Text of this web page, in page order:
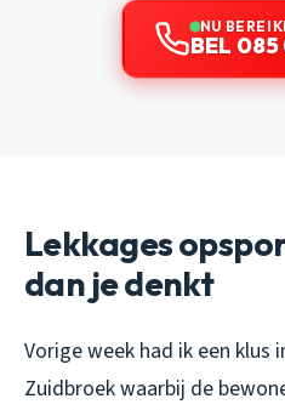
NU
BEL
Lekkages
dan je denkt
Vorige week had ik een klus
Zuidbroek waarbij de